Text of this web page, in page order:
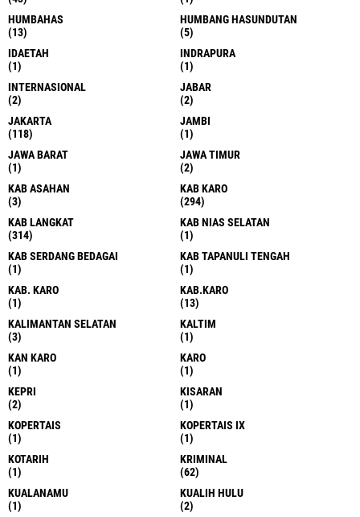
HUMBAHAS
(13)
HUMBANG HASUNDUTAN
(5)
IDAETAH
(1)
INDRAPURA
(1)
INTERNASIONAL
(2)
JABAR
(2)
JAKARTA
(118)
JAMBI
(1)
JAWA BARAT
(1)
JAWA TIMUR
(2)
KAB ASAHAN
(3)
KAB KARO
(294)
KAB LANGKAT
(314)
KAB NIAS SELATAN
(1)
KAB SERDANG BEDAGAI
(1)
KAB TAPANULI TENGAH
(1)
KAB. KARO
(1)
KAB.KARO
(13)
KALIMANTAN SELATAN
(3)
KALTIM
(1)
KAN KARO
(1)
KARO
(1)
KEPRI
(2)
KISARAN
(1)
KOPERTAIS
(1)
KOPERTAIS IX
(1)
KOTARIH
(1)
KRIMINAL
(62)
KUALANAMU
(1)
KUALIH HULU
(2)